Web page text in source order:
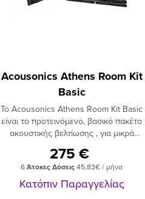
Acousonics Athens Room Kit
Basic
Το Acousonics Athens Room Kit Basic
είναι το προτεινόμενο, βασικό πακέτο
ακουστικής βελτίωσης , για μικρά
Περιλαμβάνει 10 τεμάχια ISOfon
Absorber καθώς και 2
μπασοπαγίδες.ISOfon BT. Ο
συνδιασμός απόσβεσης γύρω απο τα
275 €
6Άτοκες Δόσεις45,83€ / μήνα
Κατόπιν Παραγγελίας